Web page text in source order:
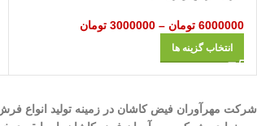
6000000 تومان –
3000000 تومان
انتخاب گزینه ها